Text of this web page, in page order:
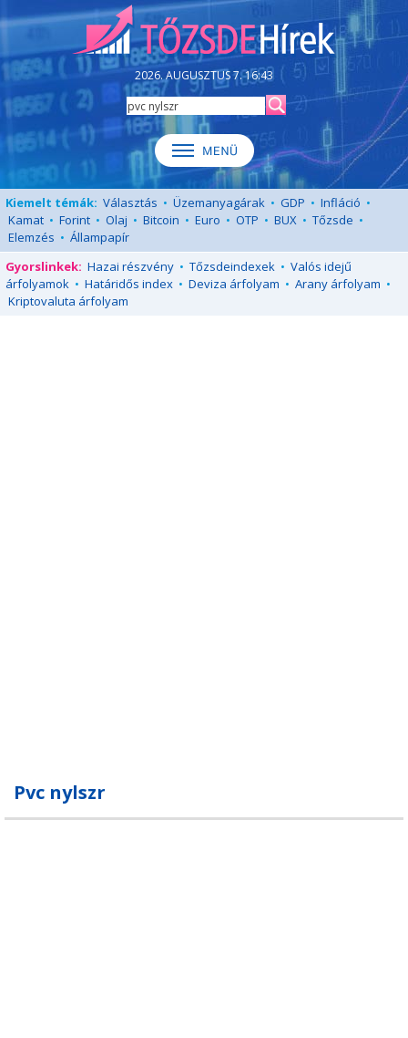
2026. AUGUSZTUS 7. 16:43
Kiemelt témák: Választás • Üzemanyagárak • GDP • Infláció •
Kamat • Forint • Olaj • Bitcoin • Euro • OTP • BUX • Tőzsde •
Elemzés • Állampapír
Gyorslinkek: Hazai részvény • Tőzsdeindexek • Valós idejű
árfolyamok • Határidős index • Deviza árfolyam • Arany árfolyam •
Kriptovaluta árfolyam
Pvc nylszr